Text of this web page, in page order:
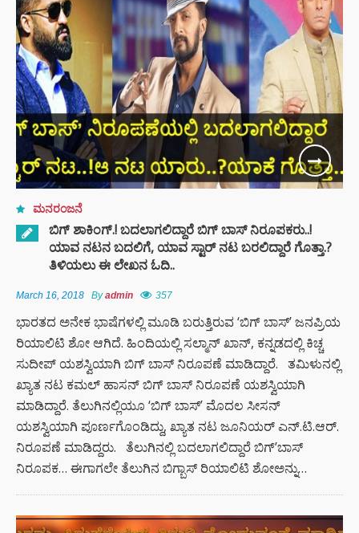
ಮನರಂಜನೆ
ಬಿಗ್ ಶಾಕಿಂಗ್.! ಬದಲಾಗಲಿದ್ದಾರೆ ಬಿಗ್ ಬಾಸ್ ನಿರೂಪಕರು..!
ಯಾವ ನಟನ ಬದಲಿಗೆ, ಯಾವ ಸ್ಟಾರ್ ನಟ ಬರಲಿದ್ದಾರೆ ಗೊತ್ತಾ.?
ತಿಳಿಯಲು ಈ ಲೇಖನ ಓದಿ..
March 16, 2018 Byadmin 357
ಭಾರತದ ಅನೇಕ ಭಾಷೆಗಳಲ್ಲಿ ಮೂಡಿ ಬರುತ್ತಿರುವ ‘ಬಿಗ್ ಬಾಸ್’ ಜನಪ್ರಿಯ
ರಿಯಾಲಿಟಿ ಶೋ ಆಗಿದೆ. ಹಿಂದಿಯಲ್ಲಿ ಸಲ್ಮಾನ್ ಖಾನ್, ಕನ್ನಡದಲ್ಲಿ ಕಿಚ್ಚ
ಸುದೀಪ್ ಯಶಸ್ವಿಯಾಗಿ ಬಿಗ್ ಬಾಸ್ ನಿರೂಪಣೆ ಮಾಡಿದ್ದಾರೆ. ತಮಿಳುನಲ್ಲಿ
ಖ್ಯಾತ ನಟ ಕಮಲ್ ಹಾಸನ್ ಬಿಗ್ ಬಾಸ್ ನಿರೂಪಣೆ ಯಶಸ್ವಿಯಾಗಿ
ಮಾಡಿದ್ದಾರೆ. ತೆಲುಗಿನಲ್ಲಿಯೂ ‘ಬಿಗ್ ಬಾಸ್’ ಮೊದಲ ಸೀಸನ್
ಯಶಸ್ವಿಯಾಗಿ ಪೂರ್ಣಗೊಂಡಿದ್ದು, ಖ್ಯಾತ ನಟ ಜೂನಿಯರ್ ಎನ್.ಟಿ.ಆರ್.
ನಿರೂಪಣೆ ಮಾಡಿದ್ದರು. ತೆಲುಗಿನಲ್ಲಿ ಬದಲಾಗಲಿದ್ದಾರೆ ಬಿಗ್’ಬಾಸ್
ನಿರೂಪಕ… ಈಗಾಗಲೇ ತೆಲುಗಿನ ಬಿಗ್ಬಾಸ್ ರಿಯಾಲಿಟಿ ಶೋಅನ್ನು…